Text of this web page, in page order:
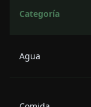
Categoría
Agua